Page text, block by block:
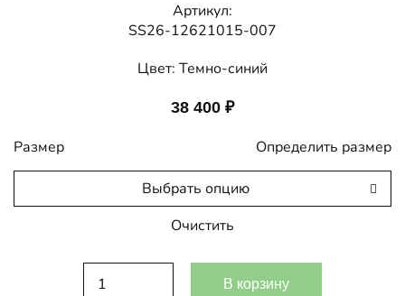
Артикул:
SS26-12621015-007
Цвет: Темно-синий
38 400 ₽
Размер Определить размер
Выбрать опцию
Очистить
В корзину